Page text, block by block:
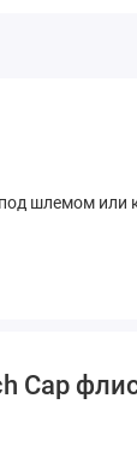
под шлемом
Cap